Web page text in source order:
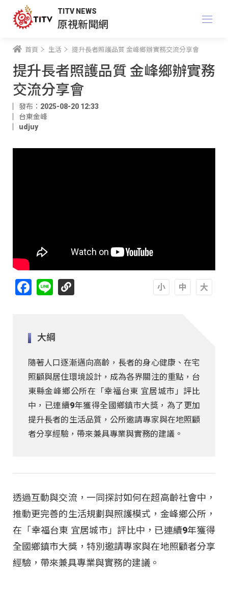
TITV NEWS
原視新聞網
首頁 生活 提升長者照護品質 金峰鄉辦實務交流分享會
提升長者照護品質 金峰鄉辦實務
交流分享會
發布：2025-08-20 12:33
台東金峰
udjuy
Facebook
Line
大綱
隨著人口逐漸邁向高齡，長者的身心健康、在宅
照顧與居住環境設計，成為各界關注的重點，台
東縣金峰鄉公所在「幸福台東 宜居城市」評比
中，已連續9年獲得全國鄉鎮市大獎，為了更加
提升長者的生活品質，公所邀請專家與在地照顧
者分享經驗，帶來兼具專業與實務的建議。
透過互動與交流，一同探討如何在超高齡社會中，
推動更完善的生活規劃與照護模式，金峰鄉公所，
在「幸福台東 宜居城市」評比中，已連續9年獲得
全國鄉鎮市大獎，特別邀請專家與在地照顧者分享
經驗，帶來兼具專業與實務的建議。